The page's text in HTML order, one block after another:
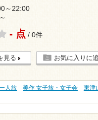
～22:00
- 点 / 0件
見る お気に入りに
人旅 美作 女子旅・女子会 東津